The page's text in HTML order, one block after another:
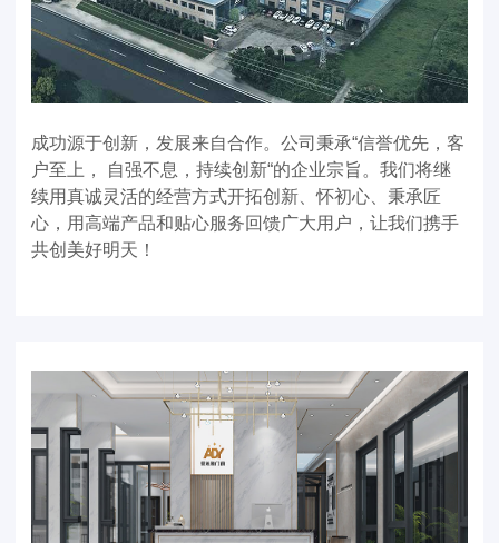
成功源于创新，发展来自合作。公司秉承“信誉优先，客
户至上， 自强不息，持续创新“的企业宗旨。我们将继
续用真诚灵活的经营方式开拓创新、怀初心、秉承匠
心，用高端产品和贴心服务回馈广大用户，让我们携手
共创美好明天！